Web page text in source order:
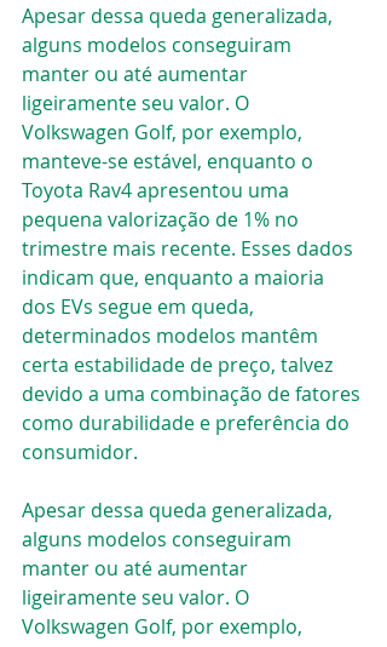
Apesar dessa queda generalizada,
alguns modelos conseguiram
manter ou até aumentar
ligeiramente seu valor. O
Volkswagen Golf, por exemplo,
manteve-se estável, enquanto o
Toyota Rav4 apresentou uma
pequena valorização de 1% no
trimestre mais recente. Esses dados
indicam que, enquanto a maioria
dos EVs segue em queda,
determinados modelos mantêm
certa estabilidade de preço, talvez
devido a uma combinação de fatores
como durabilidade e preferência do
consumidor.
Apesar dessa queda generalizada,
alguns modelos conseguiram
manter ou até aumentar
ligeiramente seu valor. O
Volkswagen Golf, por exemplo,